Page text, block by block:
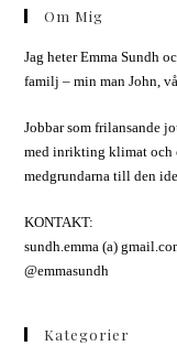
Om Mig
Jag heter Emma Sundh
familj – min man John,
Jobbar som frilansande
med inrikting klimat och
medgrundarna till den
KONTAKT:
sundh.emma (a)
@emmasundh
Kategorier